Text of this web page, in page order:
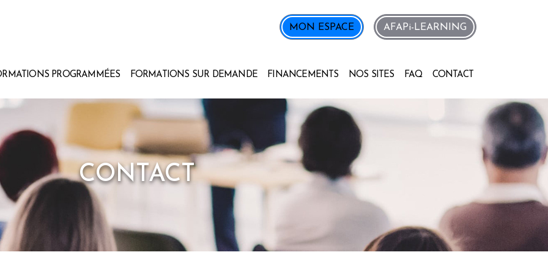
MON ESPACE AFAPi-LEARNING
PROGRAMMÉES FORMATIONS SUR DEMANDE FINANCEMENTS NOS SITES FAQ CONTACT
CONTACT